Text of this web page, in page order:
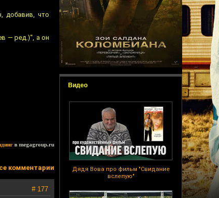
Видео
Дядя Вова про фильм "Свидание
вслепую"
добавив, что
— ред.)", а он
в megagroup.ru
комментарии
# 177